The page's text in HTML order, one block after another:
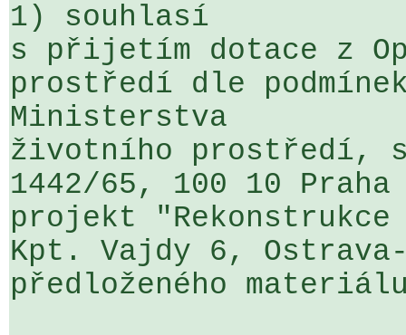
1) souhlasí
s přijetím dotace z
prostředí dle
Ministerstva
životního prostředí,
1442/65, 100 10
projekt
Kpt. Vajdy 6,
předloženého